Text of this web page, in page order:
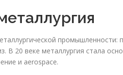
промышленности:
В 20 веке металлургия стала
и aerospace.